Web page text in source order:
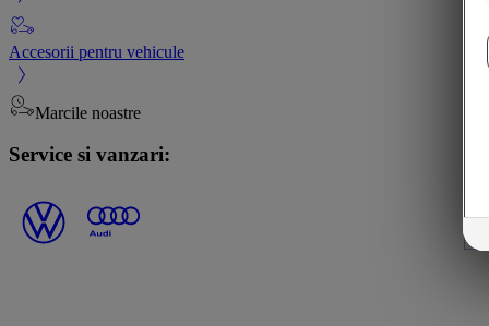
Accesorii pentru vehicule
Marcile noastre
Service si vanzari: